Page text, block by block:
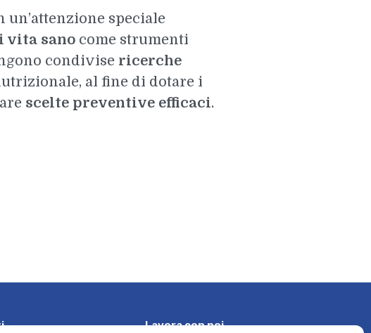
un’attenzione speciale
vita sanocome strumenti
condivise ricerche
al fine di dotare i
scelte preventive efficaci.
i Lavoraconnoi